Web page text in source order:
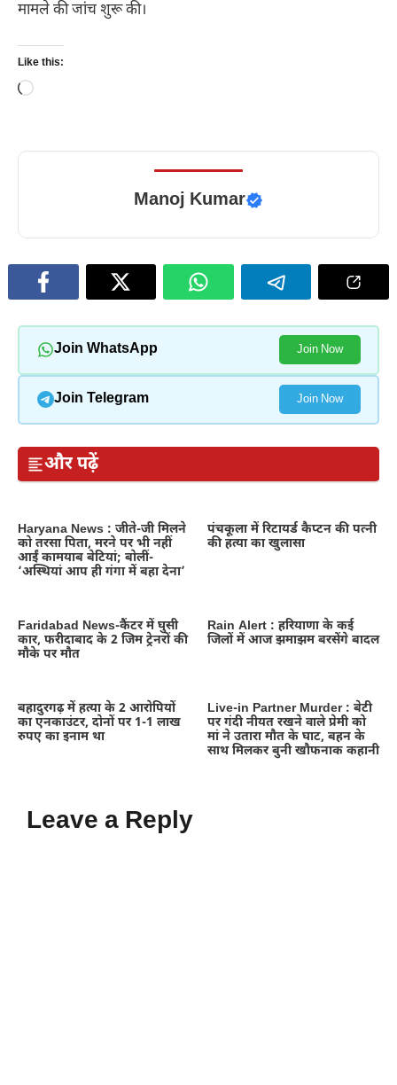
मामले की जांच शुरू की।
Like this:
Loading…
Manoj Kumar
Join WhatsApp Join Now
Join Telegram Join Now
और पढ़ें
Haryana News : जीते-जी मिलने
को तरसा पिता, मरने पर भी नहीं
आईं कामयाब बेटियां; बोलीं-
‘अस्थियां आप ही गंगा में बहा देना’
पंचकूला में रिटायर्ड कैप्टन की पत्नी
की हत्या का खुलासा
Faridabad News-कैंटर में घुसी
कार, फरीदाबाद के 2 जिम ट्रेनरों की
मौके पर मौत
Rain Alert : हरियाणा के कई
जिलों में आज झमाझम बरसेंगे बादल
बहादुरगढ़ में हत्या के 2 आरोपियों
का एनकाउंटर, दोनों पर 1-1 लाख
रुपए का इनाम था
Live-in Partner Murder : बेटी
पर गंदी नीयत रखने वाले प्रेमी को
मां ने उतारा मौत के घाट, बहन के
साथ मिलकर बुनी खौफनाक कहानी
Leave a Reply